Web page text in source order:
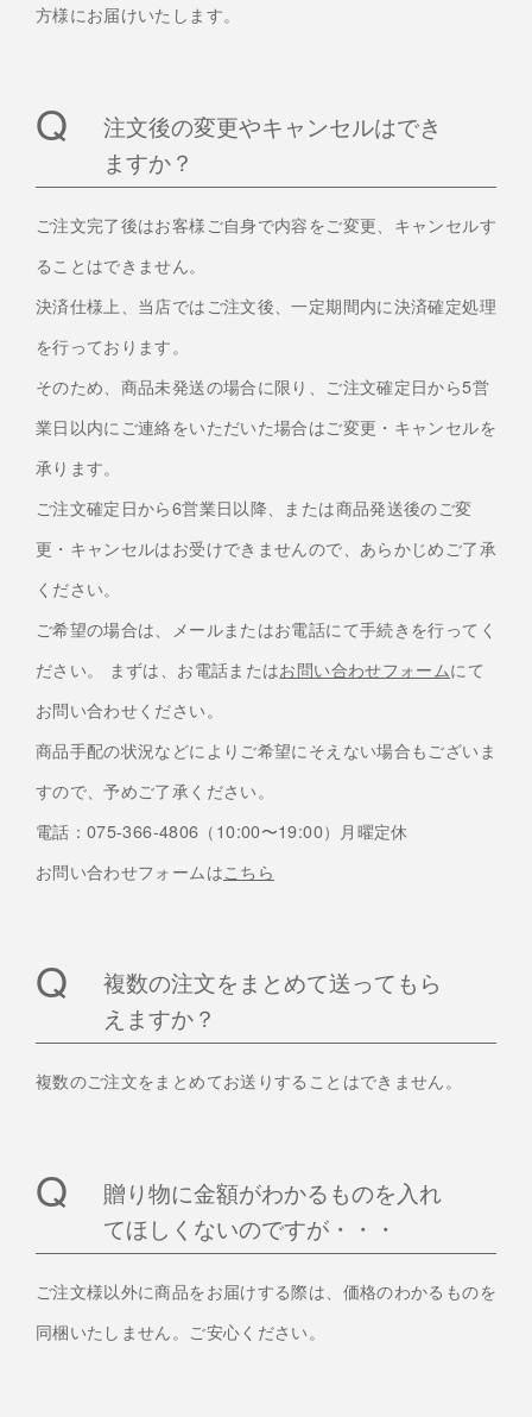
方様にお届けいたします。
注文後の変更やキャンセルはでき
ますか？
ご注文完了後はお客様ご自身で内容をご変更、キャンセルす
ることはできません。
決済仕様上、当店ではご注文後、一定期間内に決済確定処理
を行っております。
そのため、商品未発送の場合に限り、ご注文確定日から5営
業日以内にご連絡をいただいた場合はご変更・キャンセルを
承ります。
ご注文確定日から6営業日以降、または商品発送後のご変
更・キャンセルはお受けできませんので、あらかじめご了承
ください。
ご希望の場合は、メールまたはお電話にて手続きを行ってく
ださい。 まずは、お電話またはお問い合わせフォームにて
お問い合わせください。
商品手配の状況などによりご希望にそえない場合もございま
すので、予めご了承ください。
電話：075-366-4806（10:00〜19:00）月曜定休
お問い合わせフォームはこちら
複数の注文をまとめて送ってもら
えますか？
複数のご注文をまとめてお送りすることはできません。
贈り物に金額がわかるものを入れ
てほしくないのですが・・・
ご注文様以外に商品をお届けする際は、価格のわかるものを
同梱いたしません。ご安心ください。